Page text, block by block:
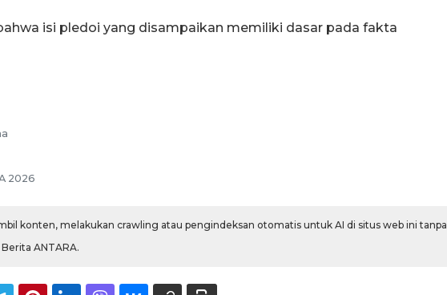
isi pledoi yang disampaikan memiliki dasar pada fakta
2026
konten, melakukan crawling atau pengindeksan otomatis untuk AI di situs web ini tanpa
ANTARA.